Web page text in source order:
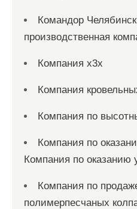
Командор
производственная
Компания x3x
Компания
Компания по
Компания по
Компания по оказанию
Компания по
полимерпесчаных